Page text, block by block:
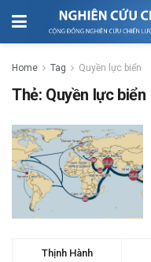
Home Tag Quyền lực biển
Thẻ: Quyền lực biển
Thịnh Hành